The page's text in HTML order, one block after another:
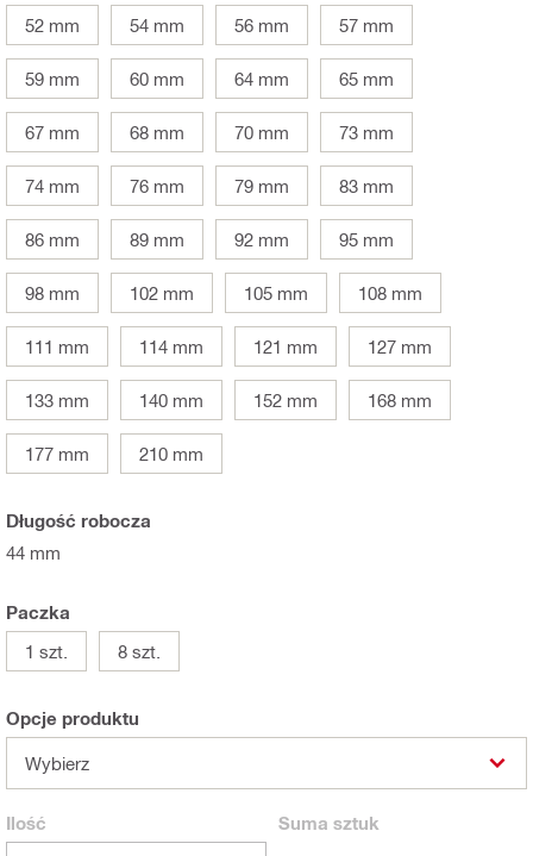
52 mm 54 mm 56 mm 57 mm
59 mm 60 mm 64 mm 65 mm
67 mm 68 mm 70 mm 73 mm
74 mm 76 mm 79 mm 83 mm
86 mm 89 mm 92 mm 95 mm
98 mm 102 mm 105 mm 108 mm
111 mm 114 mm 121 mm 127 mm
133 mm 140 mm 152 mm 168 mm
177 mm 210 mm
Długość robocza
44 mm
Paczka
1 szt.
8 szt.
Opcje produktu
Wybierz
Ilość Suma sztuk